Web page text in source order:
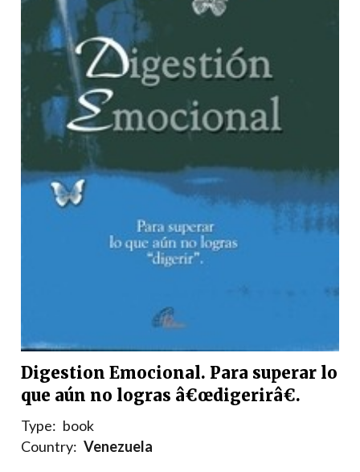
Digestion Emocional. Para superar lo
que aún no logras â€œdigerirâ€.
Type: book
Country: Venezuela